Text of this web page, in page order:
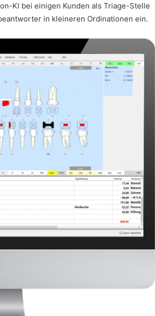
KI bei einigen Kunden als Triage-Stelle
in kleineren Ordinationen ein.